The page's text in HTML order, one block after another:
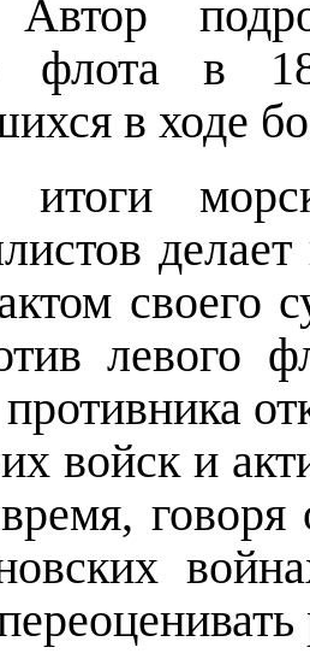
Автор
флота в
в ходе
итоги
своего
левого
войск и
говоря